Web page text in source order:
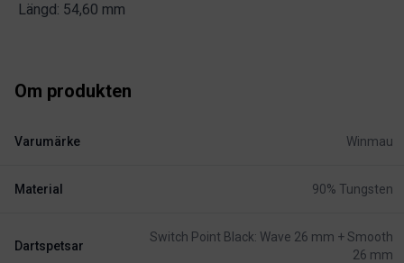
Längd: 54,60 mm
Om produkten
Varumärke Winmau
Material 90% Tungsten
Dartspetsar
Switch Point Black: Wave 26 mm + Smooth
26 mm